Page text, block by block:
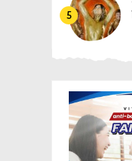
5